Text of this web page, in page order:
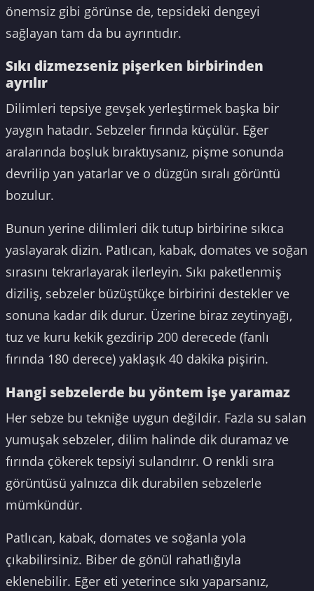
önemsiz gibi görünse de, tepsideki dengeyi
sağlayan tam da bu ayrıntıdır.
Sıkı dizmezseniz pişerken birbirinden
ayrılır
Dilimleri tepsiye gevşek yerleştirmek başka bir
yaygın hatadır. Sebzeler fırında küçülür. Eğer
aralarında boşluk bıraktıysanız, pişme sonunda
devrilip yan yatarlar ve o düzgün sıralı görüntü
bozulur.
Bunun yerine dilimleri dik tutup birbirine sıkıca
yaslayarak dizin. Patlıcan, kabak, domates ve soğan
sırasını tekrarlayarak ilerleyin. Sıkı paketlenmiş
diziliş, sebzeler büzüştükçe birbirini destekler ve
sonuna kadar dik durur. Üzerine biraz zeytinyağı,
tuz ve kuru kekik gezdirip 200 derecede (fanlı
fırında 180 derece) yaklaşık 40 dakika pişirin.
Hangi sebzelerde bu yöntem işe yaramaz
Her sebze bu tekniğe uygun değildir. Fazla su salan
yumuşak sebzeler, dilim halinde dik duramaz ve
fırında çökerek tepsiyi sulandırır. O renkli sıra
görüntüsü yalnızca dik durabilen sebzelerle
mümkündür.
Patlıcan, kabak, domates ve soğanla yola
çıkabilirsiniz. Biber de gönül rahatlığıyla
eklenebilir. Eğer eti yeterince sıkı yaparsanız,